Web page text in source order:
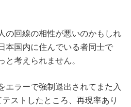
の回線の相性が悪いのかもしれ
本国内に住んでいる者同士で
と考えられません。
エラーで強制退出されてまた入
ストしたところ、再現率あり